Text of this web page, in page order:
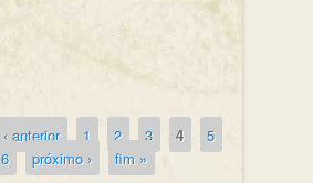
‹ anterior 1 2 3 4
5
6
próximo › fim »